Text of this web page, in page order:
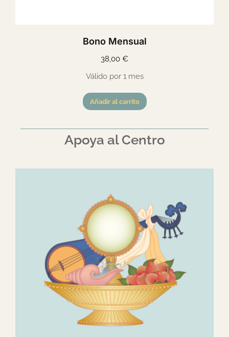
Bono Mensual
38,00 €
Válido por 1 mes
Añadir al carrito
Apoya al Centro